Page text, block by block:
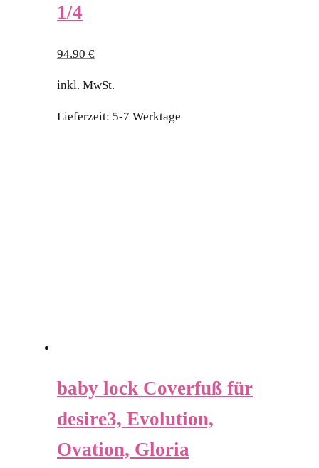
1/4
94.90 €
inkl. MwSt.
Lieferzeit: 5-7 Werktage
baby lock Coverfuß für
desire3, Evolution,
Ovation, Gloria